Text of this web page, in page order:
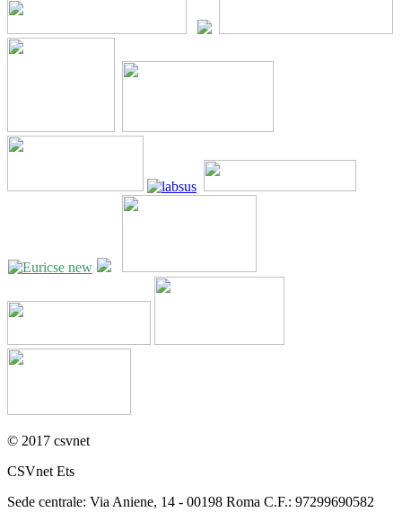
© 2017 csvnet
CSVnet Ets
Sede centrale: Via Aniene, 14 - 00198 Roma C.F.: 97299690582